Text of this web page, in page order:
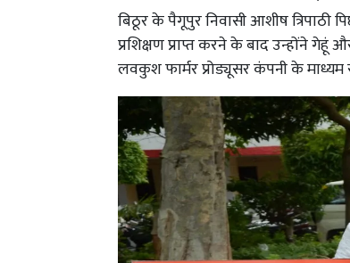
बिठूर के पैगूपुर निवासी आशीष त्रिपाठी
प्रशिक्षण प्राप्त करने के बाद उन्होंने
लवकुश फार्मर प्रोड्यूसर कंपनी के